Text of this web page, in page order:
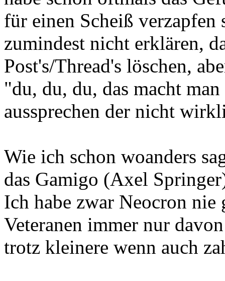
für einen Scheiß
zumindest nicht erklären,
Post's/Thread's löschen,
"du, du, du, das macht
aussprechen der nicht
Wie ich schon woanders
das Gamigo (Axel
Ich habe zwar Neocron
Veteranen immer nur
trotz kleinere wenn auch